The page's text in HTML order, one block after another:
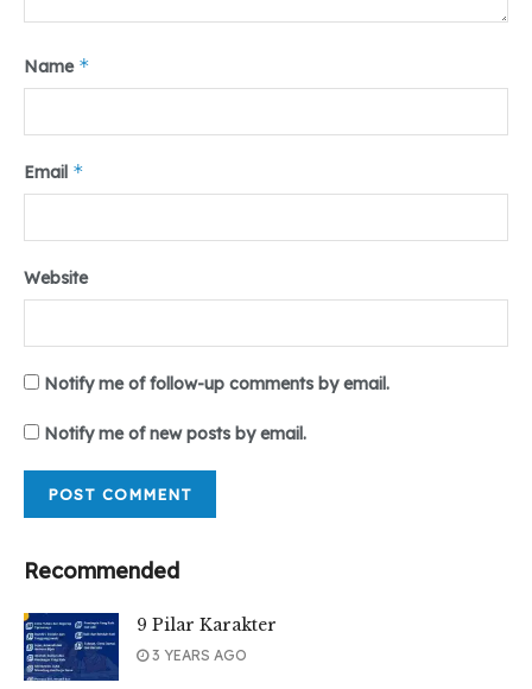
Name *
Email *
Website
Notify me of follow-up comments by email.
Notify me of new posts by email.
Recommended
9 Pilar Karakter
3 YEARS AGO